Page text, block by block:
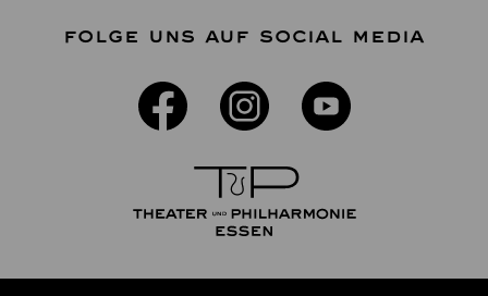
FOLGE UNS AUF SOCIAL MEDIA